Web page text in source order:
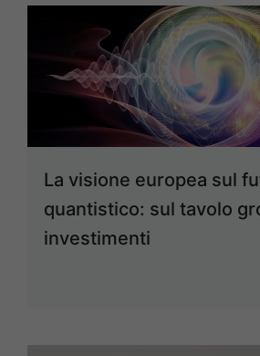
La visione europea sul
quantistico: sul tavolo
investimenti